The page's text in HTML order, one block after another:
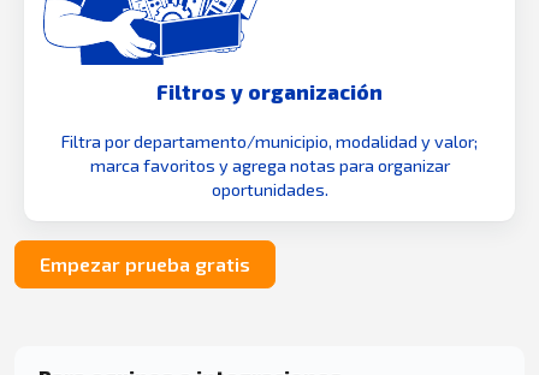
Filtros y organización
Filtra por departamento/municipio, modalidad y valor;
marca favoritos y agrega notas para organizar
oportunidades.
Empezar prueba gratis